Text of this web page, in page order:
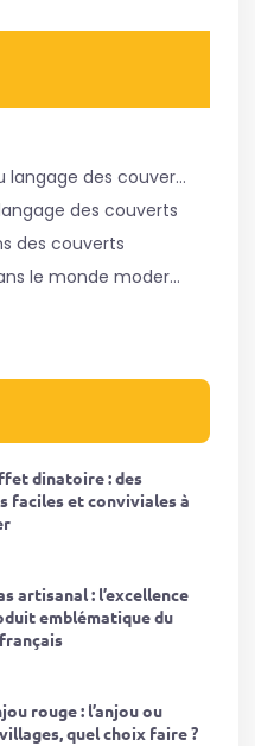
Historique et origine du langage des couverts
des couverts
des couverts
Utilité et pertinence dans le monde moderne
dinatoire : des
faciles et conviviales à
artisanal : l’excellence
emblématique du
rouge : l’anjou ou
quel choix faire ?